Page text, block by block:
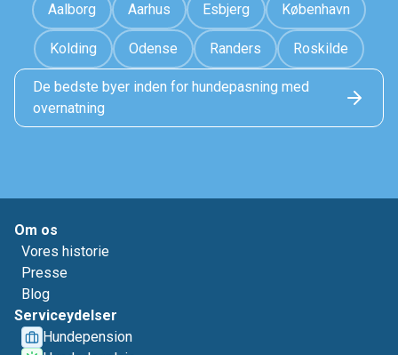
Aalborg Aarhus Esbjerg København
Kolding Odense Randers Roskilde
De bedste byer inden for hundepasning med
overnatning
Om os
Vores historie
Presse
Blog
Serviceydelser
Hundepension